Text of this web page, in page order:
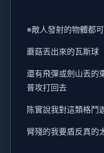
※敵人發射的物體都
蘑菇丟出來的瓦斯球
還有飛彈或劍山丟的
普攻打回去
陈實說我對這類格鬥
臂殘的我要盾反真的